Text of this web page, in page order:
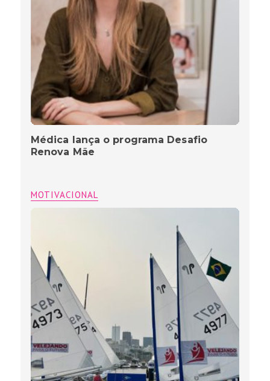
Médica lança o programa Desafio
Renova Mãe
MOTIVACIONAL